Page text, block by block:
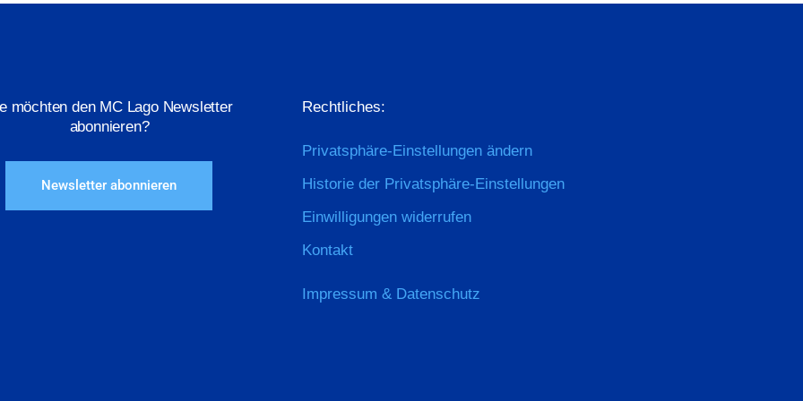
möchten den MC Lago Newsletter
abonnieren?
Newsletter abonnieren
Rechtliches:
Privatsphäre-Einstellungen ändern
Historie der Privatsphäre-Einstellungen
Einwilligungen widerrufen
Kontakt
Impressum & Datenschutz